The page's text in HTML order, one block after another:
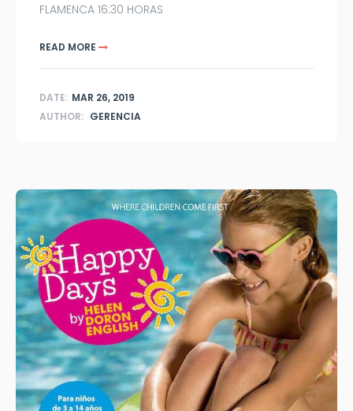
FLAMENCA 16:30 HORAS
READ MORE
DATE: MAR 26, 2019
AUTHOR: GERENCIA